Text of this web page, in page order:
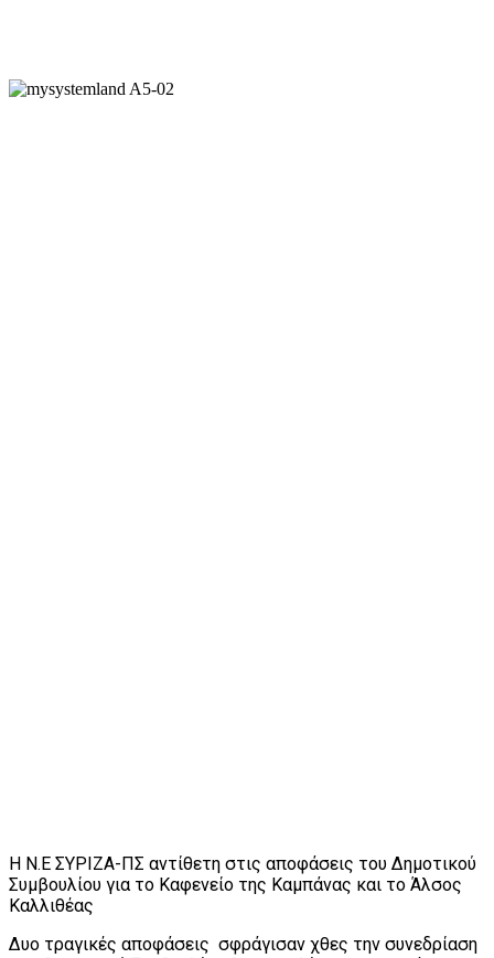
Η Ν.Ε ΣΥΡΙΖΑ-ΠΣ αντίθετη στις αποφάσεις του Δημοτικού
Συμβουλίου για το Καφενείο της Καμπάνας και το Άλσος
Καλλιθέας
Δυο τραγικές αποφάσεις σφράγισαν χθες την συνεδρίαση